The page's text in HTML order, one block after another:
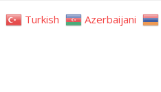
Turkish Azerbaijani